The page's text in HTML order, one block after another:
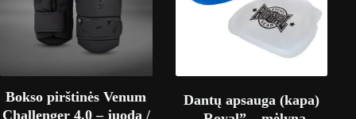
Bokso pirštinės Venum
Challenger 4.0 – juoda /
Dantų apsauga (kapa)